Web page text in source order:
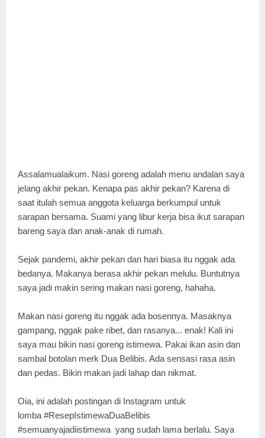
Assalamualaikum. Nasi goreng adalah menu andalan saya
jelang akhir pekan. Kenapa pas akhir pekan? Karena di
saat itulah semua anggota keluarga berkumpul untuk
sarapan bersama. Suami yang libur kerja bisa ikut sarapan
bareng saya dan anak-anak di rumah.
Sejak pandemi, akhir pekan dan hari biasa itu nggak ada
bedanya. Makanya berasa akhir pekan melulu. Buntutnya
saya jadi makin sering makan nasi goreng, hahaha.
Makan nasi goreng itu nggak ada bosennya. Masaknya
gampang, nggak pake ribet, dan rasanya... enak! Kali ini
saya mau bikin nasi goreng istimewa. Pakai ikan asin dan
sambal botolan merk Dua Belibis. Ada sensasi rasa asin
dan pedas. Bikin makan jadi lahap dan nikmat.
Oia, ini adalah postingan di Instagram untuk
lomba #ResepIstimewaDuaBelibis
#semuanyajadiistimewa yang sudah lama berlalu. Saya